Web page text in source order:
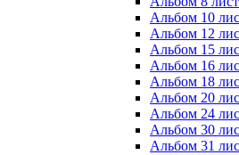
Альбом 10
Альбом 12
Альбом 15
Альбом 16
Альбом 18
Альбом 20
Альбом 24
Альбом 30
Альбом 31